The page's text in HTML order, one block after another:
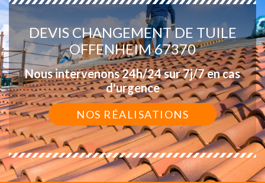
DEVIS CHANGEMENT DE TUILE
OFFENHEIM 67370
Nous intervenons 24h/24 sur 7j/7 en cas
d'urgence
NOS RÉALISATIONS